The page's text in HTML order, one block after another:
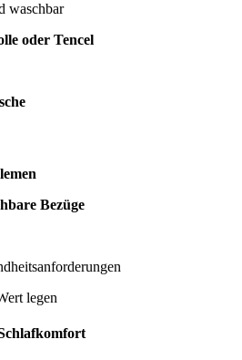
waschbar
oder Tencel
Bezüge
legen